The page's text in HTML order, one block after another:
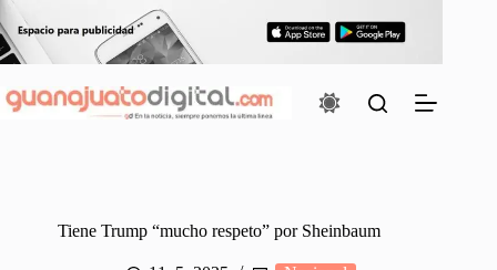
al
contenido
Tiene Trump “mucho respeto” por Sheinbaum